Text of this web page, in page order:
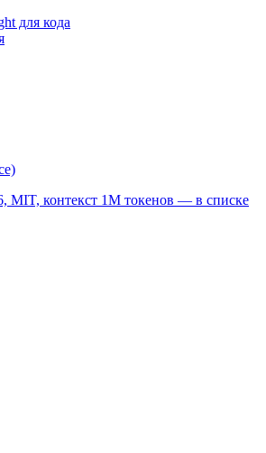
для кода
MIT, контекст 1M токенов — в списке